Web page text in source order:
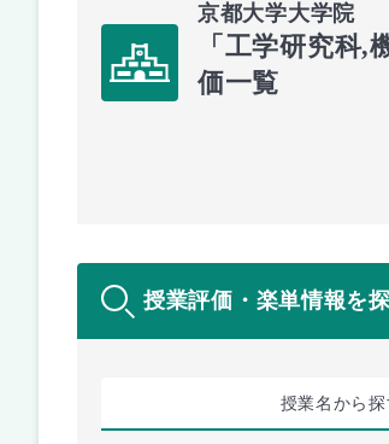
京都大学大学院
「工学研究科,
価一覧
授業評価・楽単情報を
授業名から探